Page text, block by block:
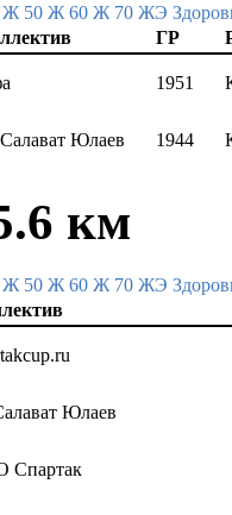
Ж 50 Ж 60 Ж 70 ЖЭ
ГР
1951
Юлаев 1944
км
Ж 50 Ж 60 Ж 70 ЖЭ
Юлаев
Спартак